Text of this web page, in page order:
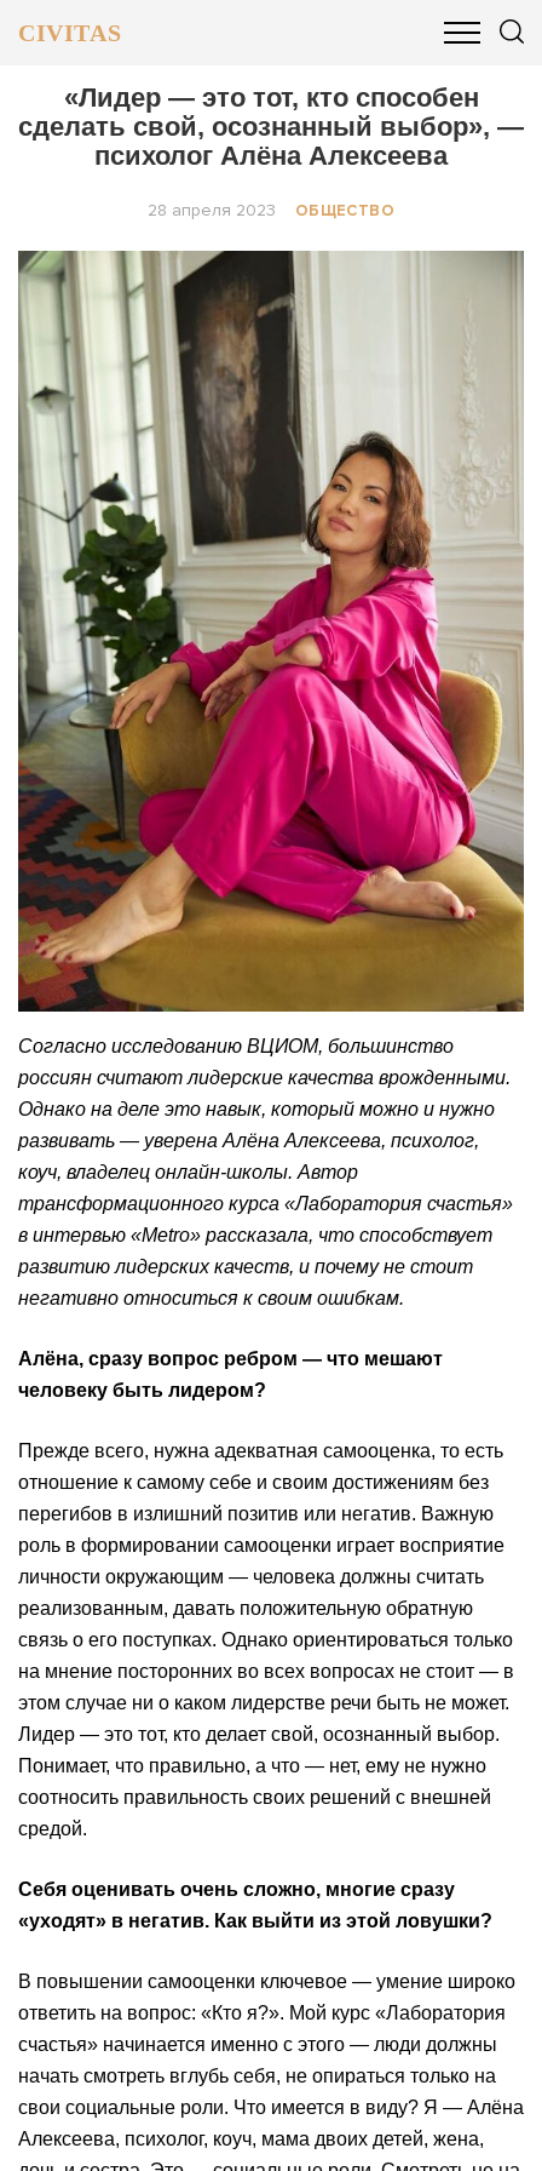
CIVITAS
ОБЩЕСТВО БИЗНЕС И ФИНАНСЫ
«Лидер — это тот, кто способен
сделать свой, осознанный выбор», —
психолог Алёна Алексеева
28 апреля 2023 ОБЩЕСТВО
Согласно исследованию ВЦИОМ, большинство
россиян считают лидерские качества врожденными.
Однако на деле это навык, который можно и нужно
развивать — уверена Алёна Алексеева, психолог,
коуч, владелец онлайн-школы. Автор
трансформационного курса «Лаборатория счастья»
в интервью «Metro» рассказала, что способствует
развитию лидерских качеств, и почему не стоит
негативно относиться к своим ошибкам.
Алёна, сразу вопрос ребром — что мешают
человеку быть лидером?
Прежде всего, нужна адекватная самооценка, то есть
отношение к самому себе и своим достижениям без
перегибов в излишний позитив или негатив. Важную
роль в формировании самооценки играет восприятие
личности окружающим — человека должны считать
реализованным, давать положительную обратную
связь о его поступках. Однако ориентироваться только
на мнение посторонних во всех вопросах не стоит — в
этом случае ни о каком лидерстве речи быть не может.
Лидер — это тот, кто делает свой, осознанный выбор.
Понимает, что правильно, а что — нет, ему не нужно
соотносить правильность своих решений с внешней
средой.
Себя оценивать очень сложно, многие сразу
«уходят» в негатив. Как выйти из этой ловушки?
В повышении самооценки ключевое — умение широко
ответить на вопрос: «Кто я?». Мой курс «Лаборатория
счастья» начинается именно с этого — люди должны
начать смотреть вглубь себя, не опираться только на
свои социальные роли. Что имеется в виду? Я — Алёна
Алексеева, психолог, коуч, мама двоих детей, жена,